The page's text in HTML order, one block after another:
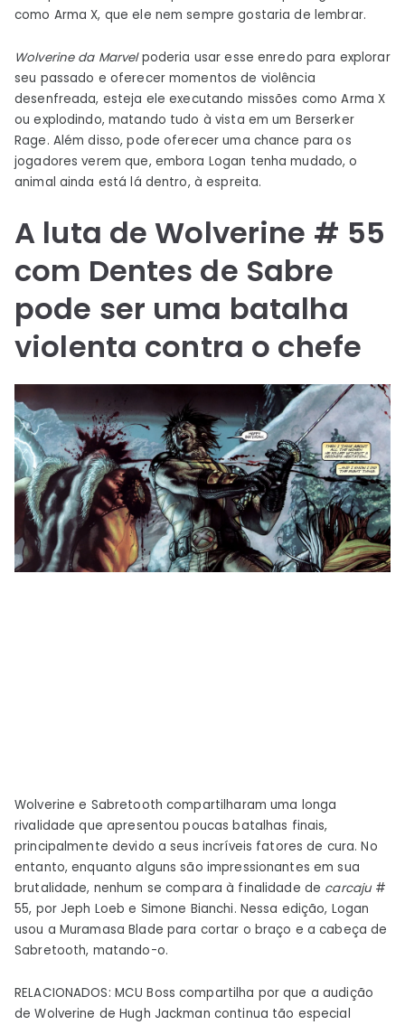
como Arma X, que ele nem sempre gostaria de lembrar.
Wolverine da Marvelpoderia usar esse enredo para explorar
seu passado e oferecer momentos de violência
desenfreada, esteja ele executando missões como Arma X
ou explodindo, matando tudo à vista em um Berserker
Rage. Além disso, pode oferecer uma chance para os
jogadores verem que, embora Logan tenha mudado, o
animal ainda está lá dentro, à espreita.
A luta de Wolverine # 55
com Dentes de Sabre
pode ser uma batalha
violenta contra o chefe
Wolverine e Sabretooth compartilharam uma longa
rivalidade que apresentou poucas batalhas finais,
principalmente devido a seus incríveis fatores de cura. No
entanto, enquanto alguns são impressionantes em sua
brutalidade, nenhum se compara à finalidade de carcaju#
55, por Jeph Loeb e Simone Bianchi. Nessa edição, Logan
usou a Muramasa Blade para cortar o braço e a cabeça de
Sabretooth, matando-o.
RELACIONADOS: MCU Boss compartilha por que a audição
de Wolverine de Hugh Jackman continua tão especial